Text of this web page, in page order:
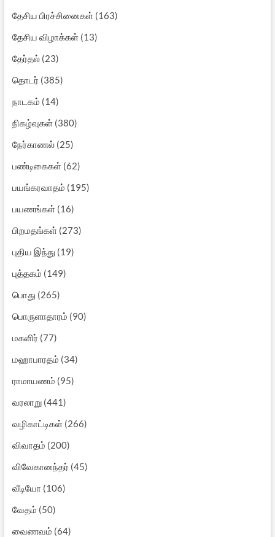
தேசிய பிரச்சினைகள்(163)
தேசிய விழாக்கள்(13)
தேர்தல்(23)
தொடர் (385)
நாடகம் (14)
நிகழ்வுகள்(380)
நேர்காணல்(25)
பண்டிகைகள்(62)
பயங்கரவாதம் (195)
பயணங்கள்(16)
பிறமதங்கள்(273)
புதிய இந்து (19)
புத்தகம் (149)
பொது (265)
பொருளாதாரம் (90)
மகளிர் (77)
மஹாபாரதம் (34)
ராமாயணம் (95)
வரலாறு(441)
வழிகாட்டிகள்(266)
விவாதம் (200)
விவேகானந்தர் (45)
வீடியோ (106)
வேதம் (50)
வைணவம் (64)